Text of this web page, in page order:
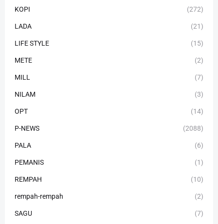
KOPI (272)
LADA (21)
LIFE STYLE (15)
METE (2)
MILL (7)
NILAM (3)
OPT (14)
P-NEWS (2088)
PALA (6)
PEMANIS (1)
REMPAH (10)
rempah-rempah (2)
SAGU (7)